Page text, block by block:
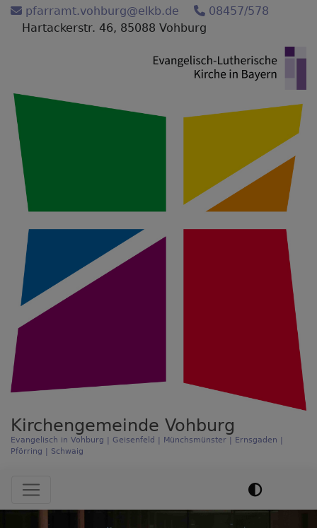
Direkt
zum
pfarramt.vohburg@elkb.de
08457/578
Hartackerstr. 46, 85088 Vohburg
Kirchengemeinde Vohburg
Evangelisch in Vohburg | Geisenfeld | Münchsmünster | Ernsgaden |
Pförring | Schwaig
Hauptnavigation